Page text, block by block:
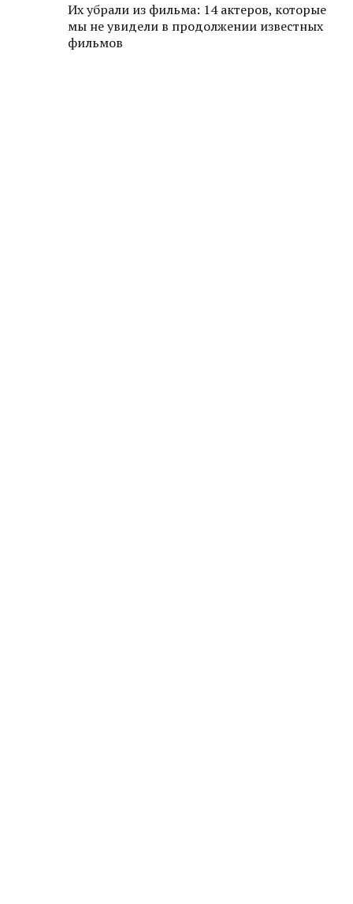
Их убрали из фильма: 14 актеров, которые
мы не увидели в продолжении известных
фильмов